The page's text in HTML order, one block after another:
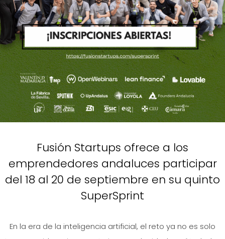
Fusión Startups ofrece a los
emprendedores andaluces participar
del 18 al 20 de septiembre en su quinto
SuperSprint
En la era de la inteligencia artificial, el reto ya no es solo